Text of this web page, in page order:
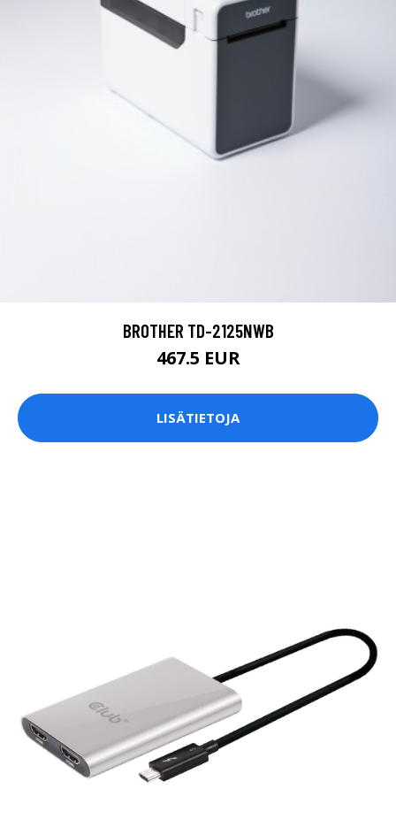
BROTHER TD-2125NWB
467.5 EUR
LISÄTIETOJA